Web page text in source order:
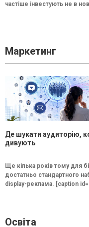
частіше інвестують не в
Маркетинг
Де шукати аудиторію,
дивують
Ще кілька років тому для
достатньо стандартного
display-реклама. [caption
Освіта